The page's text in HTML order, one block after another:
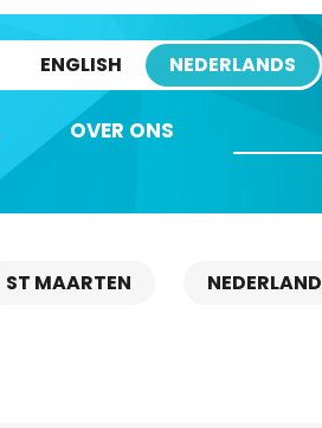
ENGLISH NEDERLANDS
OVER ONS
ST MAARTEN NEDERLAND